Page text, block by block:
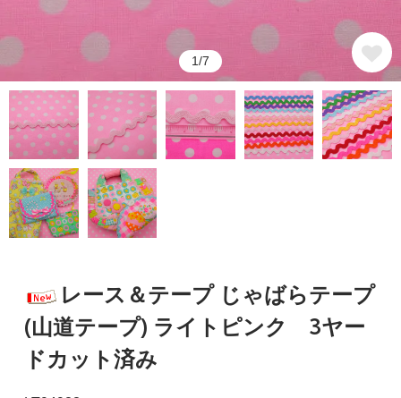
1/7
レース＆テープ じゃばらテープ
(山道テープ) ライトピンク 3ヤー
ドカット済み